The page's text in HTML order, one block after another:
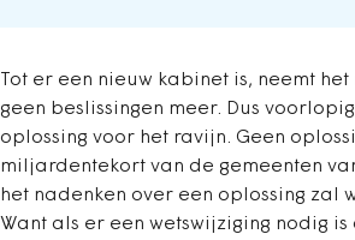
Tot er een nieuw kabinet is, neemt
geen beslissingen meer. Dus
oplossing voor het ravijn. Geen
miljardentekort van de gemeenten
het nadenken over een oplossing zal
Want als er een wetswijziging nodig